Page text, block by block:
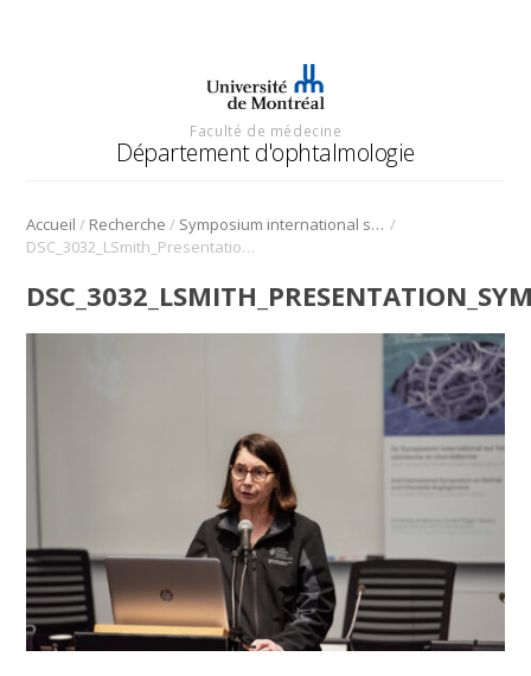
Faculté de médecine
Département d'ophtalmologie
Accueil / Recherche / Symposium international sur l’angiogenèse rétinienne et choroïdienne /
DSC_3032_LSmith_Presentation_Symposium_Angio_2022